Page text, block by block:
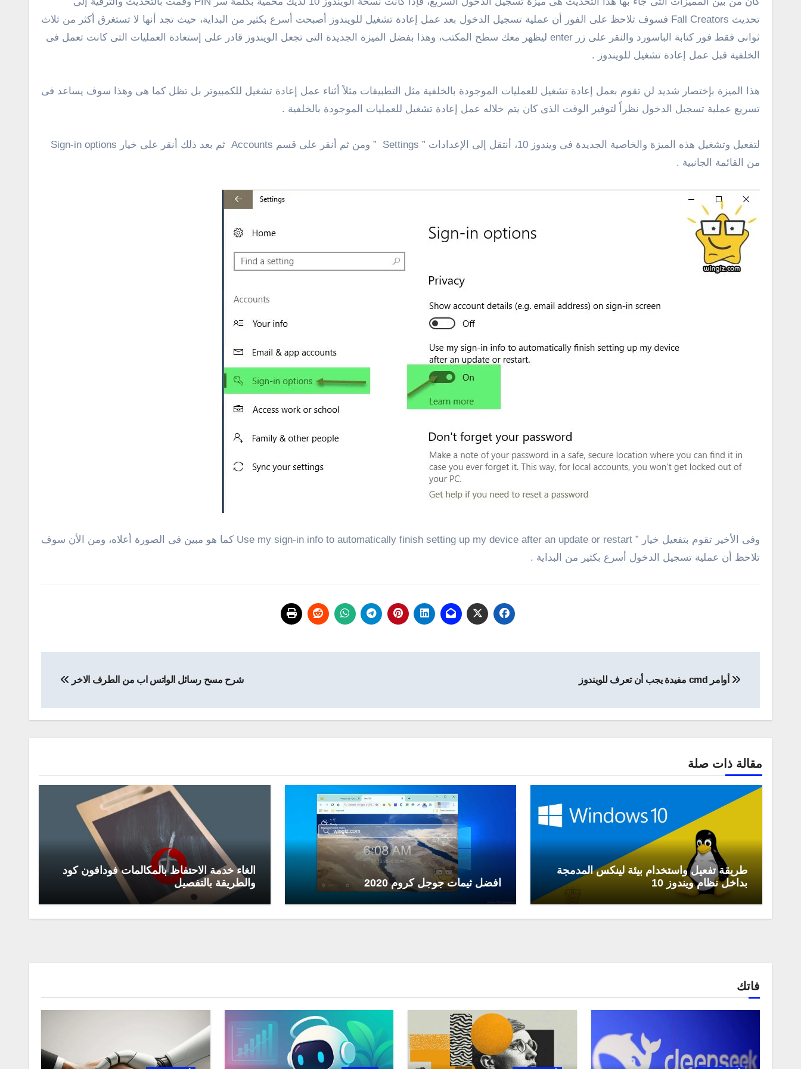
تحديث Fall Creators فسوف تلاحظ على الفور أن عملية تسجيل الدخول بعد عمل إعادة تشغيل للويندوز أصبحت أسرع بكثير من البداية، حيث تجد أنها لا تستغرق أكثر من ثلاث
ثوانى فقط فور كتابة الباسورد والنقر على زر enter ليظهر معك سطح المكتب، وهذا بفضل الميزة الجديدة التى تجعل الويندوز قادر على إستعادة العمليات التى كانت تعمل فى
الخلفية قبل عمل إعادة تشغيل للويندوز .
هذا الميزة بإختصار شديد لن تقوم بعمل إعادة تشغيل للعمليات الموجودة بالخلفية مثل التطبيقات مثلاً أثناء عمل إعادة تشغيل للكمبيوتر بل تظل كما هى وهذا سوف يساعد فى
تسريع عملية تسجيل الدخول نظراً لتوفير الوقت الذى كان يتم خلاله عمل إعادة تشغيل للعمليات الموجودة بالخلفية .
لتفعيل وتشغيل هذه الميزة والخاصية الجديدة فى ويندوز 10، أنتقل إلى الإعدادات ” Settings ” ومن ثم أنقر على قسم Accounts ثم بعد ذلك أنقر على خيار Sign-in options
من القائمة الجانبية .
وفى الأخير تقوم بتفعيل خيار ” Use my sign-in info to automatically finish setting up my device after an update or restart كما هو مبين فى الصورة أعلاه، ومن الأن سوف
تلاحظ أن عملية تسجيل الدخول أسرع بكثير من البداية .
المقالات
أوامر cmd مفيدة يجب أن تعرف للويندوز شرح مسح رسائل الواتس اب من الطرف الاخر
مقالة ذات صلة
طريقة تفعيل واستخدام بيئة لينكس المدمجة
بداخل نظام ويندوز 10
افضل ثيمات جوجل كروم 2020
الغاء خدمة الاحتفاظ بالمكالمات فودافون كود
والطريقة بالتفصيل
فاتك